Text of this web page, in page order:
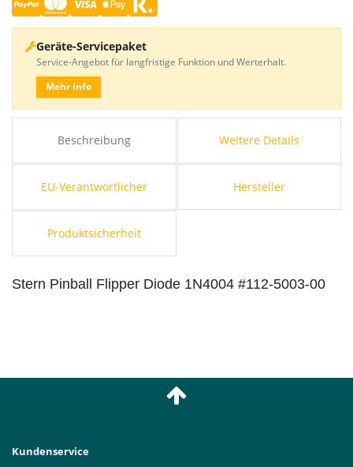
Beschreibung Weitere Details
EU-Verantwortlicher Hersteller
Produktsicherheit
Stern Pinball Flipper Diode 1N4004 #112-5003-00
Geräte-Servicepaket
Service-Angebot für langfristige Funktion und Werterhalt.
Mehr Info
Kundenservice